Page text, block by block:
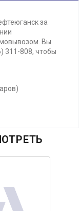
за
Вы
311-808, чтобы